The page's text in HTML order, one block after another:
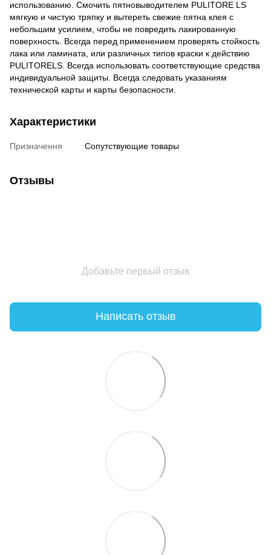
использованию. Смочить пятновыводителем PULITORE LS
мягкую и чистую тряпку и вытереть свежие пятна клея с
небольшим усилием, чтобы не повредить лакированную
поверхность. Всегда перед применением проверять стойкость
лака или ламината, или различных типов краски к действию
PULITORELS. Всегда использовать соответствующие средства
индивидуальной защиты. Всегда следовать указаниям
технической карты и карты безопасности.
Характеристики
Призначення Сопутствующие товары
Отзывы
Добавьте первый отзыв
Написать отзыв